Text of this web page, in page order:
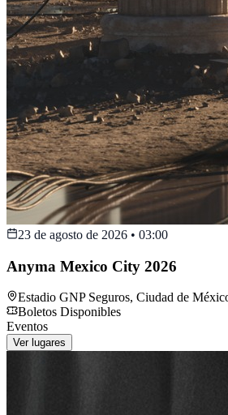
23 de agosto de 2026 • 03:00
Anyma Mexico City 2026
Estadio GNP Seguros, Ciudad de
Boletos Disponibles
Eventos
Ver lugares